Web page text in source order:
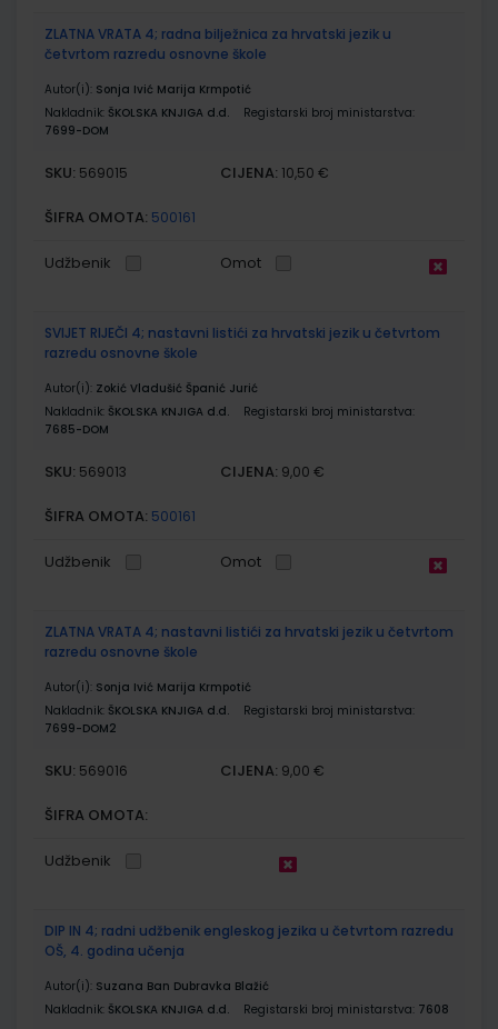
ZLATNA VRATA 4; radna bilježnica za hrvatski jezik u
četvrtom razredu osnovne škole
Autor(i): Sonja Ivić Marija Krmpotić
Nakladnik: ŠKOLSKA KNJIGA d.d.
Registarski broj ministarstva:
7699-DOM
SKU: 569015 CIJENA: 10,50 €
ŠIFRA OMOTA: 500161
Udžbenik Omot
SVIJET RIJEČI 4; nastavni listići za hrvatski jezik u četvrtom
razredu osnovne škole
Autor(i): Zokić Vladušić Španić Jurić
Nakladnik: ŠKOLSKA KNJIGA d.d.
Registarski broj ministarstva:
7685-DOM
SKU: 569013 CIJENA: 9,00 €
ŠIFRA OMOTA: 500161
Udžbenik Omot
ZLATNA VRATA 4; nastavni listići za hrvatski jezik u četvrtom
razredu osnovne škole
Autor(i): Sonja Ivić Marija Krmpotić
Nakladnik: ŠKOLSKA KNJIGA d.d.
Registarski broj ministarstva:
7699-DOM2
SKU: 569016 CIJENA: 9,00 €
ŠIFRA OMOTA:
Udžbenik
DIP IN 4; radni udžbenik engleskog jezika u četvrtom razredu
OŠ, 4. godina učenja
Autor(i): Suzana Ban Dubravka Blažić
Nakladnik: ŠKOLSKA KNJIGA d.d. Registarski broj ministarstva: 7608